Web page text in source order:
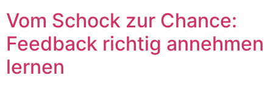
Vom Schock zur Chance:
Feedback richtig annehmen
lernen